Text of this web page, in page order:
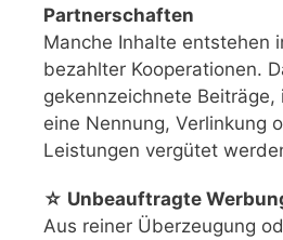
Partnerschaften
Manche Inhalte entstehen
bezahlter Kooperationen.
gekennzeichnete
eine Nennung, Verlinkung
Leistungen vergütet
☆ Unbeauftragte
Aus reiner Überzeugung